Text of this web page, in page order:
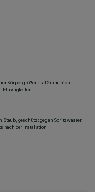
Körper größer als 12 mm, nicht
Flüssigkeiten.
Staub, geschützt gegen Spritzwasser.
nach der Installation